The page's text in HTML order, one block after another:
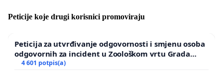
Peticije koje drugi korisnici promoviraju
Peticija za utvrđivanje odgovornosti i smjenu osoba
odgovornih za incident u Zoološkom vrtu Grada
Zagreba
4 601 potpis(a)